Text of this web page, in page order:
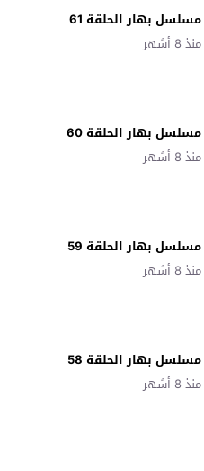
مسلسل بهار الحلقة 61
منذ 8 أشهر
مسلسل بهار الحلقة 60
منذ 8 أشهر
مسلسل بهار الحلقة 59
منذ 8 أشهر
مسلسل بهار الحلقة 58
منذ 8 أشهر